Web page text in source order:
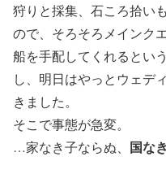
狩りと採集、石ころ拾い
ので、そろそろメインク
船を手配してくれるとい
し、明日はやっとウェデ
きました。
そこで事態が急変。
…家なき子ならぬ、 国な